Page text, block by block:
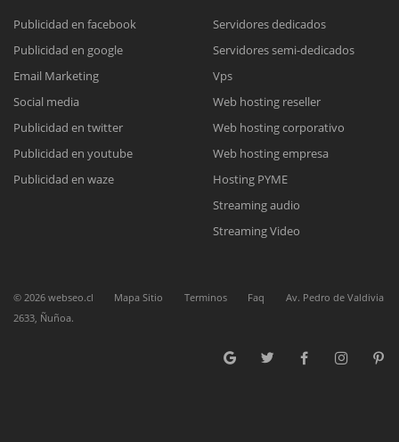
Reunión online
Nuestros ejecutivos le enviarán un correo electrónico con el enlace a
Meet para la reunión online.
Cotización
Complete el formulario y nos contactaremos a la brevedad.
Chat Online
para enviarnos un correo electrónico con sus datos personales.
Publicidad en facebook
Publicidad en google
Email Marketing
Social media
Publicidad en twitter
Publicidad en youtube
Publicidad en waze
Servidores dedicados
Servidores semi-dedicados
Vps
Web hosting reseller
Web hosting corporativo
Web hosting empresa
Hosting PYME
Streaming audio
Streaming Video
© 2026 webseo.cl Mapa Sitio Terminos Faq
Av. Pedro de Valdivia
2633, Ñuñoa.